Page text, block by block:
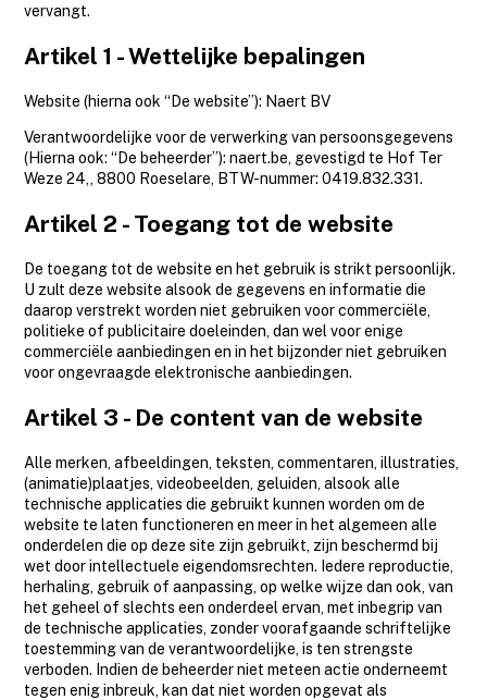
vervangt.
Artikel 1 - Wettelijke bepalingen
Website (hierna ook “De website”): Naert BV
Verantwoordelijke voor de verwerking van persoonsgegevens
(Hierna ook: “De beheerder”): naert.be, gevestigd te Hof Ter
Weze 24,, 8800 Roeselare, BTW-nummer: 0419.832.331.
Artikel 2 - Toegang tot de website
De toegang tot de website en het gebruik is strikt persoonlijk.
U zult deze website alsook de gegevens en informatie die
daarop verstrekt worden niet gebruiken voor commerciële,
politieke of publicitaire doeleinden, dan wel voor enige
commerciële aanbiedingen en in het bijzonder niet gebruiken
voor ongevraagde elektronische aanbiedingen.
Artikel 3 - De content van de website
Alle merken, afbeeldingen, teksten, commentaren, illustraties,
(animatie)plaatjes, videobeelden, geluiden, alsook alle
technische applicaties die gebruikt kunnen worden om de
website te laten functioneren en meer in het algemeen alle
onderdelen die op deze site zijn gebruikt, zijn beschermd bij
wet door intellectuele eigendomsrechten. Iedere reproductie,
herhaling, gebruik of aanpassing, op welke wijze dan ook, van
het geheel of slechts een onderdeel ervan, met inbegrip van
de technische applicaties, zonder voorafgaande schriftelijke
toestemming van de verantwoordelijke, is ten strengste
verboden. Indien de beheerder niet meteen actie onderneemt
tegen enig inbreuk, kan dat niet worden opgevat als